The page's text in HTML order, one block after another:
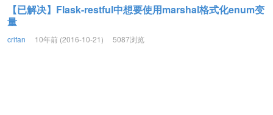
【已解决】Flask-restful中想要使用marshal格式化enum变
量
crifan 10年前 (2016-10-21) 5087浏览